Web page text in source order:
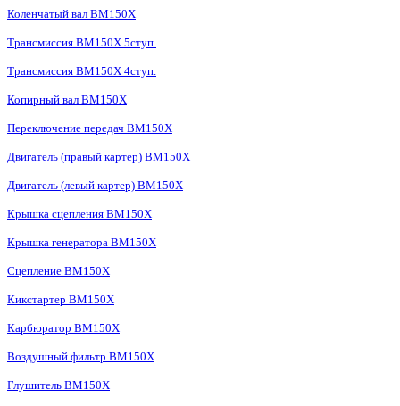
Коленчатый вал BM150X
Трансмиссия BM150X 5ступ.
Трансмиссия BM150X 4ступ.
Копирный вал BM150X
Переключение передач BM150X
Двигатель (правый картер) BM150X
Двигатель (левый картер) BM150X
Крышка сцепления BM150X
Крышка генератора BM150X
Сцепление BM150X
Кикстартер BM150X
Карбюратор BM150X
Воздушный фильтр BM150X
Глушитель BM150X